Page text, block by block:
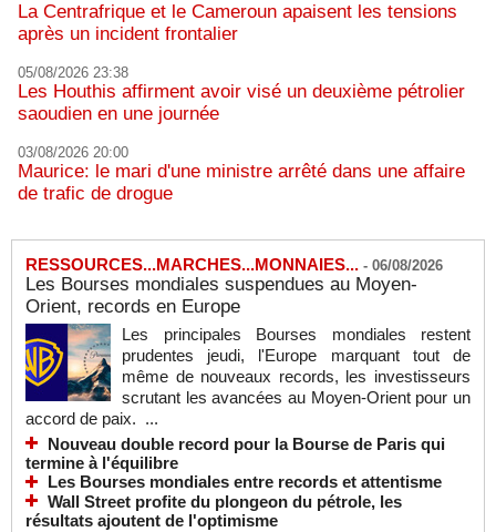
La Centrafrique et le Cameroun apaisent les tensions
après un incident frontalier
05/08/2026 23:38
Les Houthis affirment avoir visé un deuxième pétrolier
saoudien en une journée
03/08/2026 20:00
Maurice: le mari d'une ministre arrêté dans une affaire
de trafic de drogue
RESSOURCES...MARCHES...MONNAIES... - 06/08/2026
Les Bourses mondiales suspendues au Moyen-
Orient, records en Europe
Les principales Bourses mondiales restent
prudentes jeudi, l'Europe marquant tout de
même de nouveaux records, les investisseurs
scrutant les avancées au Moyen-Orient pour un
accord de paix. ...
Nouveau double record pour la Bourse de Paris qui
termine à l'équilibre
Les Bourses mondiales entre records et attentisme
Wall Street profite du plongeon du pétrole, les
résultats ajoutent de l'optimisme